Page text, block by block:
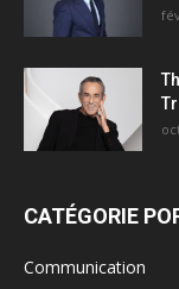
CATÉGORIE
Communication